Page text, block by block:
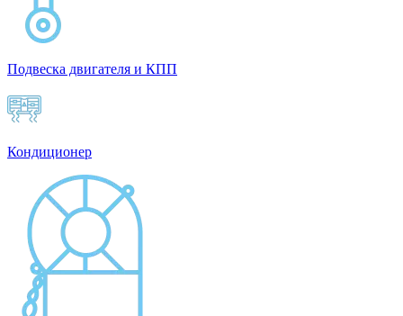
Подвеска двигателя и КПП
Кондиционер